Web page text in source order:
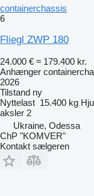
containerchassis
6
Fliegl ZWP 180
24.000 € ≈ 179.400 kr.
Anhænger
2026
Tilstand ny
Nyttelast 15.400 kg
aksler 2
Ukraine, Odessa
ChP "KOMVER"
Kontakt sælgeren